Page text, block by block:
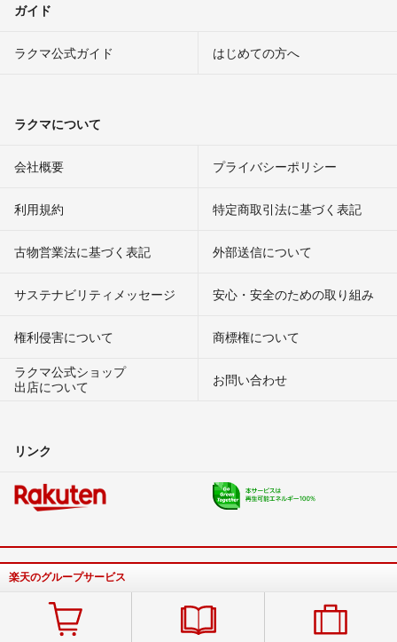
ガイド
ラクマ公式ガイド はじめての方へ
ラクマについて
会社概要 プライバシーポリシー
利用規約 特定商取引法に基づく表記
古物営業法に基づく表記 外部送信について
サステナビリティメッセージ 安心・安全のための取り組み
権利侵害について
商標権について
ラクマ公式ショップ
出店について
お問い合わせ
リンク
楽天のグループサービス